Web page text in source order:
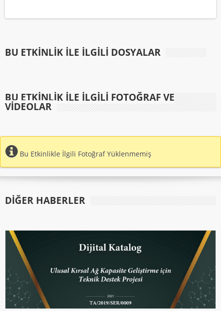
BU ETKINLIK ILE İLGILI DOSYALAR
BU ETKINLIK ILE İLGILI FOTOĞRAF VE
VIDEOLAR
Bu Etkinlikle İlgili Fotoğraf Yüklenmemiş
DIĞER HABERLER